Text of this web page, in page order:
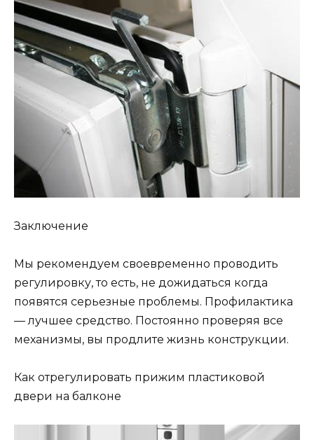
Заключение
Мы рекомендуем своевременно проводить
регулировку, то есть, не дожидаться когда
появятся серьезные проблемы. Профилактика
— лучшее средство. Постоянно проверяя все
механизмы, вы продлите жизнь конструкции.
Как отрегулировать прижим пластиковой
двери на балконе